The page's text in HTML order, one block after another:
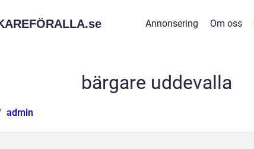
se Annonsering Om oss
bärgare uddevalla
admin